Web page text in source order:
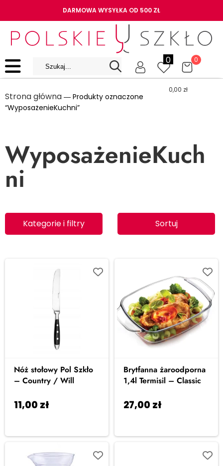
DARMOWA WYSYŁKA OD 500 ZŁ
0 0
0,00 zł
Strona główna ― Produkty oznaczone
“WyposażenieKuchni”
WyposażenieKuch
ni
Kategorie i filtry Sortuj
Nóż stołowy Pol Szkło
– Country / Will
11,00 zł
Brytfanna żaroodporna
1,4l Termisil – Classic
27,00 zł